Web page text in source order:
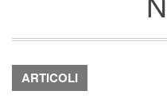
ARTICOLI